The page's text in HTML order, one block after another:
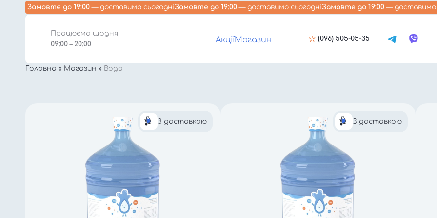
Замовте до 19:00 — доставимо сьогодніЗамовте до 19:00 — доставимо сьогодніЗамовте до 19:00 — доставимо
Працюємо щодня
09:00 – 20:00
АкціїМагазин (096) 505-05-35
Головна » Магазин » Вода
З доставкою З доставкою